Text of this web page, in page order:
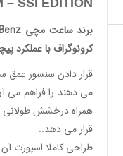
–SSI EDITION
برند ساعت مچی
کرونوگرافبا عملکرد
قرار دادن سنسور عمق
می دهند را فراهم می
همراه درخشش طولانی
قرار می دهد..
طراحی کاملا اسپورت